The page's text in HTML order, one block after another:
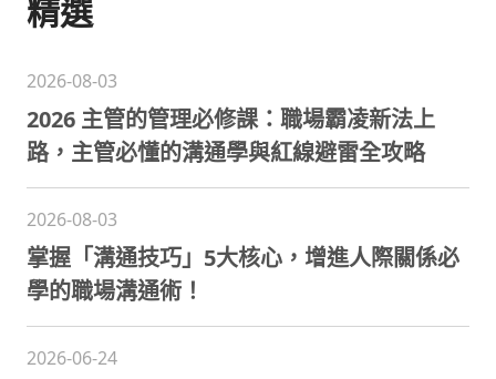
精選
2026-08-03
2026 主管的管理必修課：職場霸凌新法上
路，主管必懂的溝通學與紅線避雷全攻略
2026-08-03
掌握「溝通技巧」5大核心，增進人際關係必
學的職場溝通術！
2026-06-24